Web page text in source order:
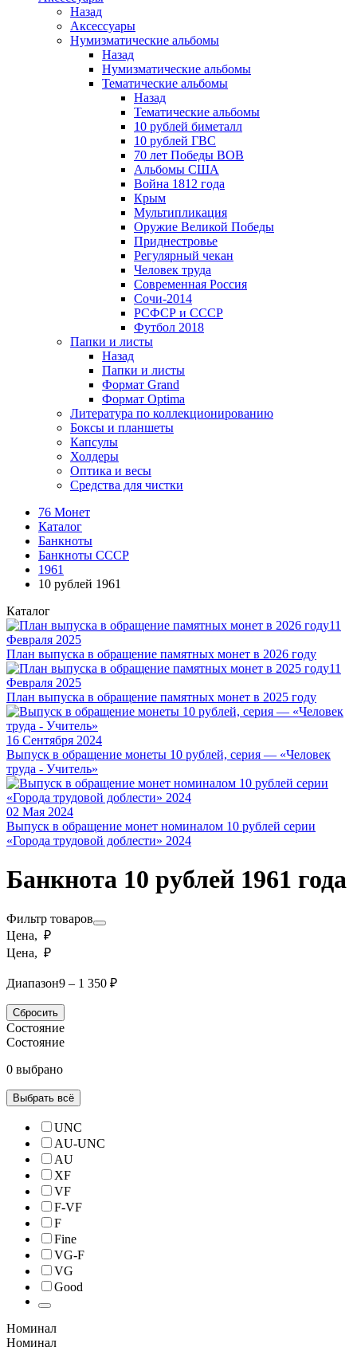
Назад
Аксессуары
Нумизматические альбомы
Назад
Нумизматические альбомы
Тематические альбомы
Назад
Тематические альбомы
10 рублей биметалл
10 рублей ГВС
70 лет Победы ВОВ
Альбомы США
Война 1812 года
Крым
Мультипликация
Оружие Великой Победы
Приднестровье
Регулярный чекан
Человек труда
Современная Россия
Сочи-2014
РСФСР и СССР
Футбол 2018
Папки и листы
Назад
Папки и листы
Формат Grand
Формат Optima
Литература по коллекционированию
Боксы и планшеты
Капсулы
Холдеры
Оптика и весы
Средства для чистки
76 Монет
Каталог
Банкноты
Банкноты СССР
1961
10 рублей 1961
Каталог
11
Февраля 2025
План выпуска в обращение памятных монет в 2026 году
11
Февраля 2025
План выпуска в обращение памятных монет в 2025 году
16 Сентября 2024
Выпуск в обращение монеты 10 рублей, серия — «Человек
труда - Учитель»
02 Мая 2024
Выпуск в обращение монет номиналом 10 рублей серии
«Города трудовой доблести» 2024
Банкнота 10 рублей 1961 года
Фильтр товаров
Цена, ₽
Цена, ₽
Диапазон9 – 1 350 ₽
Сбросить
Состояние
Состояние
0 выбрано
Выбрать всё
UNC
AU-UNC
AU
XF
VF
F-VF
F
Fine
VG-F
VG
Good
Номинал
Номинал